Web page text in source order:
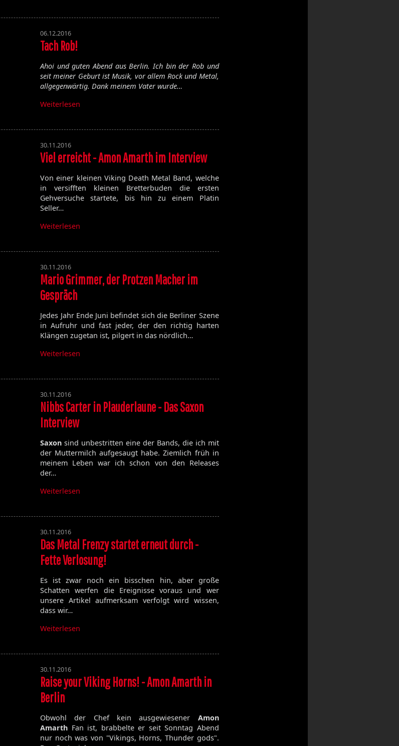
Die Toten Hosen
06.12.2016
Tach Rob!
Ahoi und guten Abend aus Berlin. Ich bin der Rob und
seit meiner Geburt ist Musik, vor allem Rock und Metal,
allgegenwärtig. Dank meinem Vater wurde…
Weiterlesen
30.11.2016
Viel erreicht - Amon Amarth im Interview
Von einer kleinen Viking Death Metal Band, welche
in versifften kleinen Bretterbuden die ersten
Gehversuche startete, bis hin zu einem Platin
Seller…
Weiterlesen
30.11.2016
Mario Grimmer, der Protzen Macher im
Gespräch
Jedes Jahr Ende Juni befindet sich die Berliner Szene
in Aufruhr und fast jeder, der den richtig harten
Klängen zugetan ist, pilgert in das nördlich…
Weiterlesen
30.11.2016
Nibbs Carter in Plauderlaune - Das Saxon
Interview
Saxon sind unbestritten eine der Bands, die ich mit
der Muttermilch aufgesaugt habe. Ziemlich früh in
meinem Leben war ich schon von den Releases
der…
Weiterlesen
30.11.2016
Das Metal Frenzy startet erneut durch -
Fette Verlosung!
Es ist zwar noch ein bisschen hin, aber große
Schatten werfen die Ereignisse voraus und wer
unsere Artikel aufmerksam verfolgt wird wissen,
dass wir…
Weiterlesen
30.11.2016
Raise your Viking Horns! - Amon Amarth in
Berlin
Obwohl der Chef kein ausgewiesener Amon
Amarth Fan ist, brabbelte er seit Sonntag Abend
nur noch was von "Vikings, Horns, Thunder gods".